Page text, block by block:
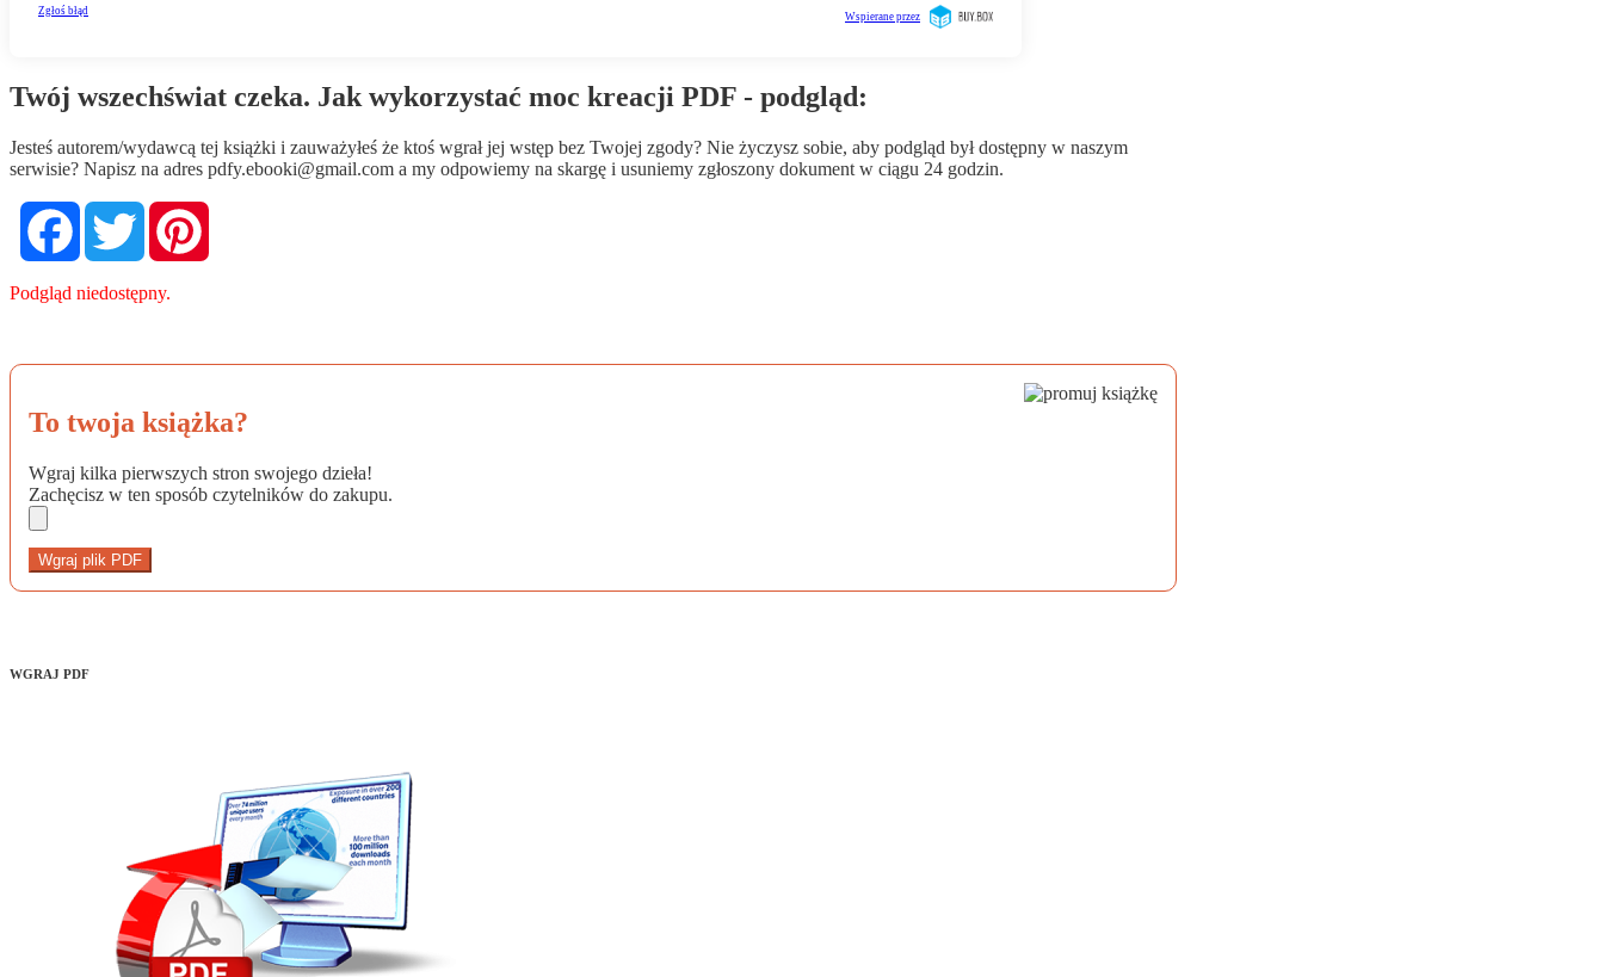
Twój wszechświat czeka. Jak wykorzystać moc kreacji PDF - podgląd:
Jesteś autorem/wydawcą tej książki i zauważyłeś że ktoś wgrał jej wstęp bez Twojej zgody? Nie życzysz sobie, aby podgląd był dostępny w naszym
serwisie? Napisz na adres pdfy.ebooki@gmail.com a my odpowiemy na skargę i usuniemy zgłoszony dokument w ciągu 24 godzin.
FacebookTwitter
Podgląd niedostępny.
To twoja książka?
Wgraj kilka pierwszych stron swojego dzieła!
Zachęcisz w ten sposób czytelników do zakupu.
Wgraj plik PDF
WGRAJ PDF